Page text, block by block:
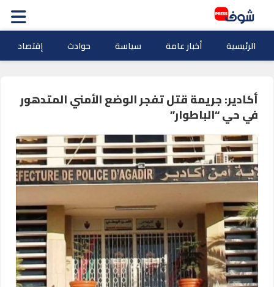
الرئيسية أخبار عامة سياسة حوادث إقتصاد
أكادير: جريمة قتل تفجر الوضع الأمني المتدهور
في حي “الباطوار”